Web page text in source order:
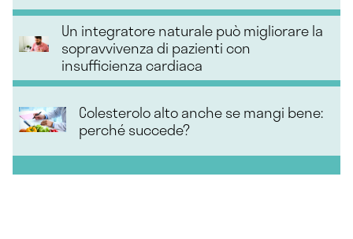
Un integratore naturale può migliorare la
sopravvivenza di pazienti con
insufficienza cardiaca
Colesterolo alto anche se mangi bene:
perché succede?